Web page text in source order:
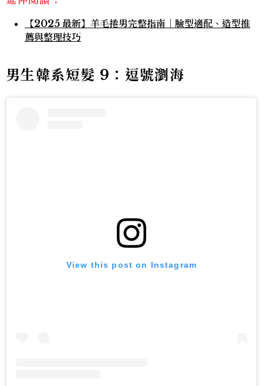
【2025 最新】羊毛捲男完整指南｜臉型適配、造型推
薦與整理技巧
男生韓系短髮 9：逗號瀏海
View this post on Instagram